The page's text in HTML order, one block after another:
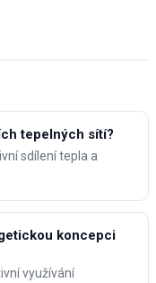
tepelných sítí?
sdílení tepla a
koncepci
využívání